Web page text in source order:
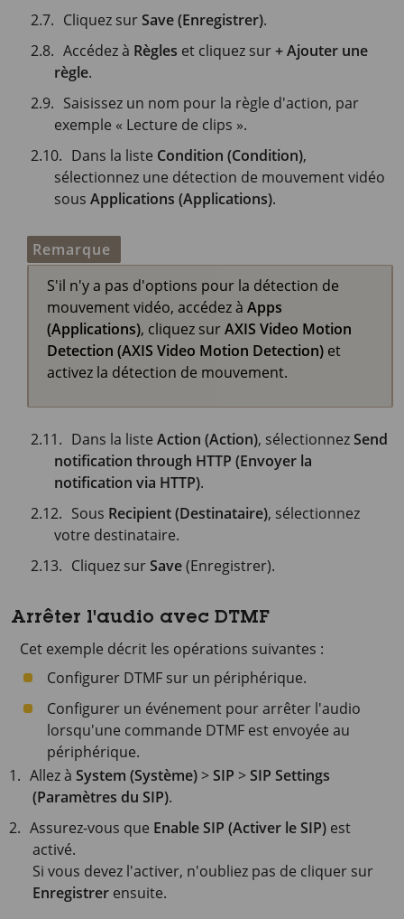
Cliquez surSave (Enregistrer).
Accédez à Règles et cliquez sur+ Ajouter une
règle.
Saisissez un nom pour la règle d'action, par
exemple « Lecture de clips ».
Dans la liste Condition (Condition),
sélectionnez une détection de mouvement vidéo
sous Applications (Applications).
Remarque
S'il n'y a pas d'options pour la détection de
mouvement vidéo, accédez à Apps
(Applications), cliquez surAXIS Video Motion
Detection (AXIS Video Motion Detection) et
activez la détection de mouvement.
Dans la listeAction (Action), sélectionnezSend
notification through HTTP (Envoyer la
notification via HTTP).
Sous Recipient (Destinataire), sélectionnez
votre destinataire.
Cliquez surSave(Enregistrer).
Arrêter l'audio avec DTMF
Cet exemple décrit les opérations suivantes :
Configurer DTMF sur un périphérique.
Configurer un événement pour arrêter l'audio
lorsqu'une commande DTMF est envoyée au
périphérique.
Allez àSystem (Système)>SIP >SIP Settings
(Paramètres du SIP).
Assurez-vous que Enable SIP (Activer le SIP) est
activé.
Si vous devez l'activer, n'oubliez pas de cliquer sur
Enregistrer ensuite.